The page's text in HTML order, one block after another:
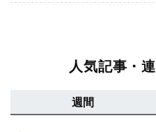
人気記事・
週間